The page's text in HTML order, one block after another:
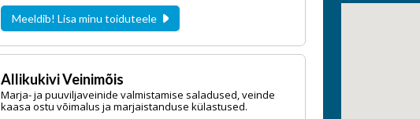
Meeldib! Lisa minu toiduteele
Allikukivi Veinimõis
Marja- ja puuviljaveinide valmistamise saladused, veinde
kaasa ostu võimalus ja marjaistanduse külastused.